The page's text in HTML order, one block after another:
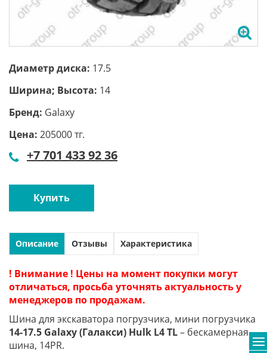
Диаметр диска: 17.5
Ширина; Высота: 14
Бренд: Galaxy
Цена: 205000 тг.
+7 701 433 92 36
Купить
Описание Отзывы Характеристика
! Внимание ! Цены на момент покупки могут
отличаться, просьба уточнять актуальность у
менеджеров по продажам.
Шина для экскаватора погрузчика, мини погрузчика
14-17.5 Galaxy (Галакси) Hulk L4 TL– бескамерная
шина, 14PR.